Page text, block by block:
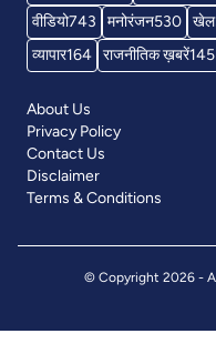
वीडियो743 मनोरंजन530 खेल
व्यापार164 राजनीतिक ख़बरें145
About Us
Privacy Policy
Contact Us
Disclaimer
Terms & Conditions
© Copyright 2026 -